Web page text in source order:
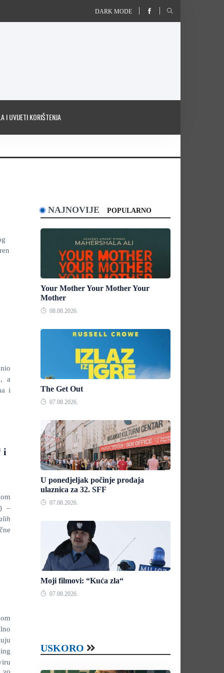
DARK MODE
I UVIJETI KORIŠTENJA
a
i
i
–
NAJNOVIJE POPULARNO
Your Mother Your Mother Your
Mother
08.08.2026.
The Get Out
07.08.2026.
U ponedjeljak počinje prodaja
ulaznica za 32. SFF
07.08.2026.
Moji filmovi: “Kuća zla“
07.08.2026.
USKORO